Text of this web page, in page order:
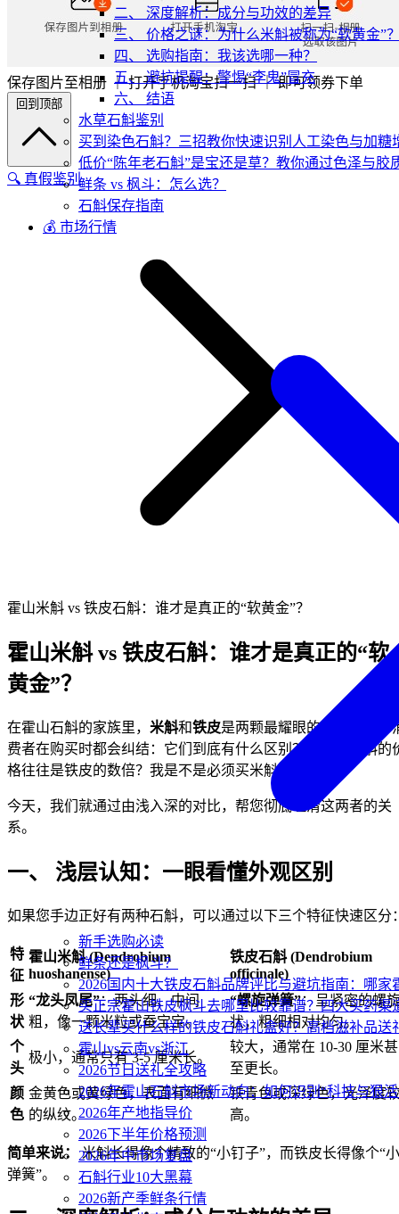
二、 深度解析：成分与功效的差异
三、 价格之谜：为什么米斛被称为“软黄金”
四、 选购指南：我该选哪一种？
五、 避坑提醒：警惕“李鬼”冒充
六、 结语
水草石斛鉴别
买到染色石斛？三招教你快速识别人工染色与加糖
低价“陈年老石斛”是宝还是草？教你通过色泽与胶
鲜条 vs 枫斗：怎么选？
石斛保存指南
💰 市场行情
新手选购必读
鲜条还是枫斗？
2026国内十大铁皮石斛品牌评比与避坑指南：哪家
买正宗霍山铁皮枫斗去哪里比较靠谱？四大买药渠
送长辈买什么样的铁皮石斛礼盒好？高档滋补品送
霍山vs云南vs浙江
2026节日送礼全攻略
2026年霍山石斛市场新动向：如何识别“科技与狠
2026年产地指导价
2026下半年价格预测
2026年中市场复盘
石斛行业10大黑幕
2026新产季鲜条行情
保存图片至相册 ｜ 打开手机淘宝扫一扫 ｜ 即可领券下单
回到顶部
🔍 真假鉴别
霍山米斛 vs 铁皮石斛：谁才是真正的“软黄金”？
霍山米斛 vs 铁皮石斛：谁才是真正的“软
黄金”？
在霍山石斛的家族里， 米斛和铁皮是两颗最耀眼的明星。很多
费者在购买时都会纠结：它们到底有什么区别？为什么米斛的
格往往是铁皮的数倍？我是不是必须买米斛才有效？
今天，我们就通过由浅入深的对比，帮您彻底理清这两者的关
系。
一、 浅层认知：一眼看懂外观区别
如果您手边正好有两种石斛，可以通过以下三个特征快速区分
特
征
霍山米斛 (Dendrobium
huoshanense)
铁皮石斛 (Dendrobium
officinale)
形
状
“龙头凤尾”：两头细、中间
粗，像一颗米粒或蚕宝宝。
“螺旋弹簧”：呈紧密的螺
状，粗细相对均匀。
个
头
极小，通常只有 3-5 厘米长。
较大，通常在 10-30 厘米甚
至更长。
颜
色
金黄色或黄绿色，表面有细微
的纵纹。
铁青色或深绿色，光泽度
高。
简单来说： 米斛长得像个精致的“小钉子”，而铁皮长得像个“小
弹簧”。